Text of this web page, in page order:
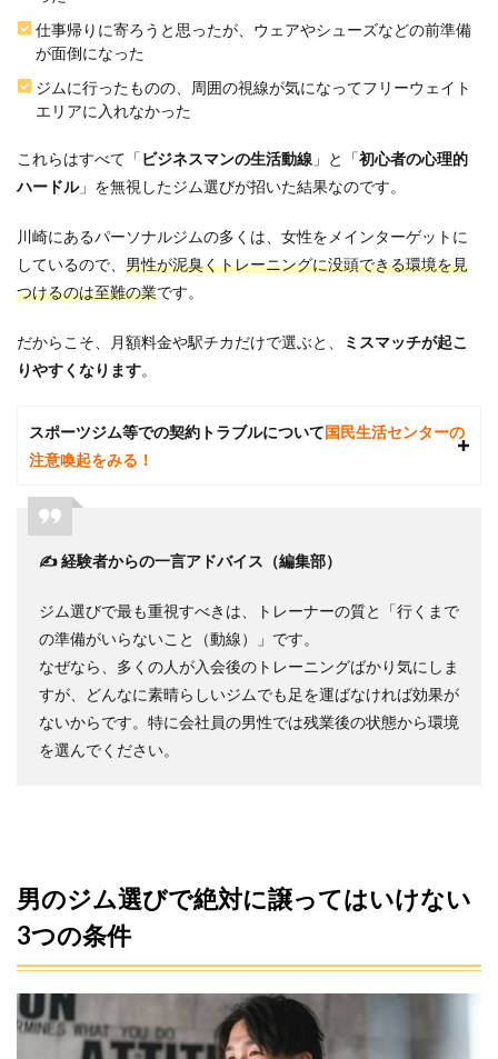
2.2
2. 手
ぶら
レン
タル
ャワ
ー完
備
線の
保）
2.3
夜営
業
応）
3
エリ
アの
ジム
「男
いや
す
さ」
で徹
底比
較
たに
おす
のジ
ムは
4.1
1. 迷ったら
仕事帰りに寄ろうと思ったが、ウェアやシューズなどの前準備
が面倒になった
ジムに行ったものの、周囲の視線が気になってフリーウェイト
エリアに入れなかった
これらはすべて「ビジネスマンの生活動線 」と「初心者の心理的
ハードル」を無視したジム選びが招いた結果なのです。
川崎にあるパーソナルジムの多くは、女性をメインターゲットに
しているので、 男性が泥臭くトレーニングに没頭できる環境を見
つけるのは至難の業です。
だからこそ、月額料金や駅チカだけで選ぶと、
ミスマッチが起こ
りやすくなります。
スポーツジム等での契約トラブルについて国民生活センターの
注意喚起をみる！
✍️ 経験者からの一言アドバイス（編集部）
ジム選びで最も重視すべきは、トレーナーの質と「行くまで
の準備がいらないこと（動線）」です。
なぜなら、多くの人が入会後のトレーニングばかり気にしま
すが、どんなに素晴らしいジムでも足を運ばなければ効果が
ないからです。特に会社員の男性では残業後の状態から環境
を選んでください。
男のジム選びで絶対に譲ってはいけない
3つの条件